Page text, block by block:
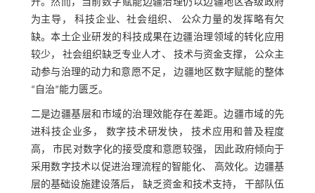
升。然而，当前数字赋能边疆治理仍以边疆地区各级政府
为主导， 科技企业、社会组织、 公众力量的发挥略有欠
缺。本土企业研发的科技成果在边疆治理领域的转化应用
较少， 社会组织缺乏专业人才、 技术与资金支撑， 公众主
动参与治理的动力和意愿不足， 边疆地区数字赋能的整体
“自治”能力匮乏。
二是边疆基层和市域的治理效能存在差距。边疆市域的先
进科技企业多， 数字技术研发快， 技术应用和普及程度
高， 市民对数字化的接受度和意愿较强， 因此政府倾向于
采用数字技术以促进治理流程的智能化、 高效化。边疆基
层的基础设施建设落后， 缺乏资金和技术支持， 干部队伍